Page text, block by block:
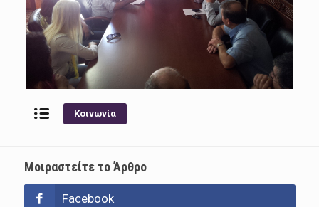
Κοινωνία
Μοιραστείτε το Άρθρο
Facebook